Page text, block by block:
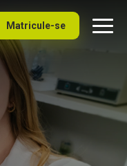
Matricule-se